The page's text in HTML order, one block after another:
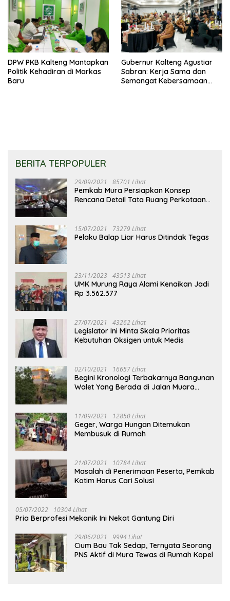
DPW PKB Kalteng Mantapkan
Politik Kehadiran di Markas
Baru
Gubernur Kalteng Agustiar
Sabran: Kerja Sama dan
Semangat Kebersamaan
BERITA TERPOPULER
29/09/2021 85701 Lihat
Pemkab Mura Persiapkan Konsep
Rencana Detail Tata Ruang Perkotaan
15/07/2021 73279 Lihat
Pelaku Balap Liar Harus Ditindak Tegas
23/11/2023 43513 Lihat
UMK Murung Raya Alami Kenaikan Jadi
Rp 3.562.377
27/07/2021 43262 Lihat
Legislator Ini Minta Skala Prioritas
Kebutuhan Oksigen untuk Medis
02/10/2021 16657 Lihat
Begini Kronologi Terbakarnya Bangunan
Walet Yang Berada di Jalan Muara
11/09/2021 12850 Lihat
Geger, Warga Hungan Ditemukan
Membusuk di Rumah
21/07/2021 10784 Lihat
Masalah di Penerimaan Peserta, Pemkab
Kotim Harus Cari Solusi
05/07/2022 10304 Lihat
Pria Berprofesi Mekanik Ini Nekat Gantung Diri
29/06/2021 9994 Lihat
Cium Bau Tak Sedap, Ternyata Seorang
PNS Aktif di Mura Tewas di Rumah Kopel